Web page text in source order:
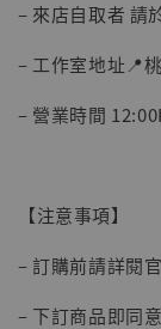
子彈飛
– 來店自取者 請
– 工作室地址📍
– 營業時間
【注意事項】
– 訂購前請詳閱
– 下訂商品即同